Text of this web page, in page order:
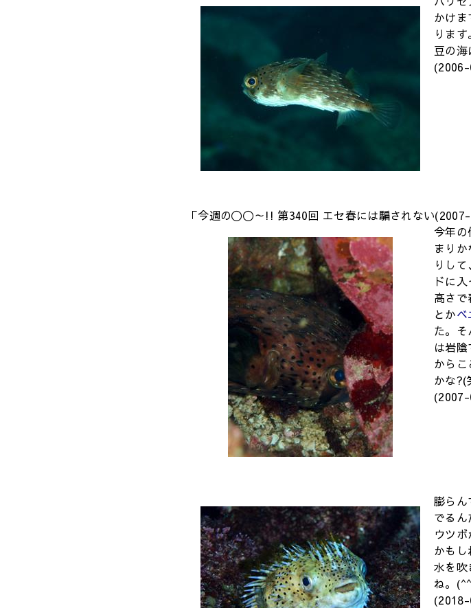
かけ
りま
豆の海
「今週の〇〇～!! 第340回 エセ春には騙されない
今年
まり
りし
ドに
高さで
とかベ
た。
は岩
から
かな?(
膨らん
でる
ウツ
かも
水を吹
ね。